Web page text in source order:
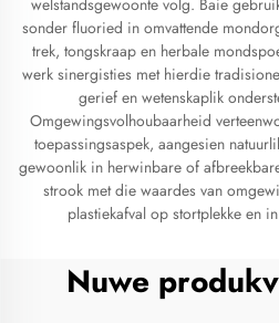
welstandsgewoonte volg. Baie
sonder fluoried in omvattende
trek, tongskraap en herbale
werk sinergisties met hierdie
gerief en wetenskaplik
Omgewingsvolhoubaarheid
toepassingsaspek, aangesien
gewoonlik in herwinbare of
strook met die waardes van
plastiekafval op stortplekke en
Nuwe